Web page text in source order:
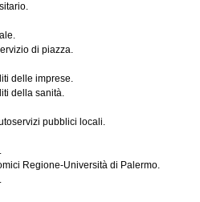
di piazza.
delle imprese.
della sanità.
pubblici locali.
Regione-Università di Palermo.